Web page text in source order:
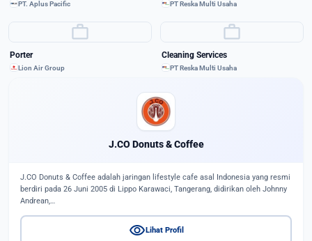
PT. Aplus Pacific PT Reska Multi Usaha
work
Porter
Lion Air Group
work
Cleaning Services
PT Reska Multi Usaha
J.CO Donuts & Coffee
J.CO Donuts & Coffee adalah jaringan lifestyle cafe asal Indonesia yang resmi
berdiri pada 26 Juni 2005 di Lippo Karawaci, Tangerang, didirikan oleh Johnny
Andrean,…
visibilityLihat Profil